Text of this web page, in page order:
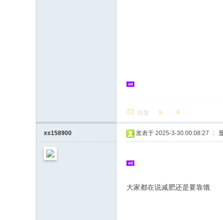
回复
xs158900 发表于 2025-3-30 00:08:27
大家都在说减肥还是要靠饿